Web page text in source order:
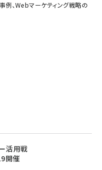
、Webマーケティング戦略の
活用戦
開催